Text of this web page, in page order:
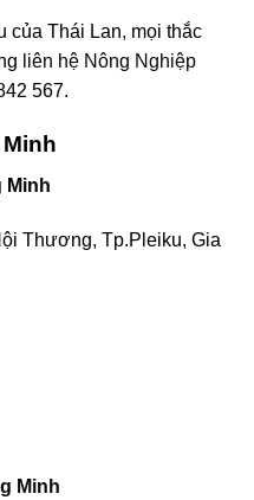
của Thái Lan, mọi thắc
liên hệ Nông Nghiệp
567.
Minh
Thương, Tp.Pleiku, Gia
Minh